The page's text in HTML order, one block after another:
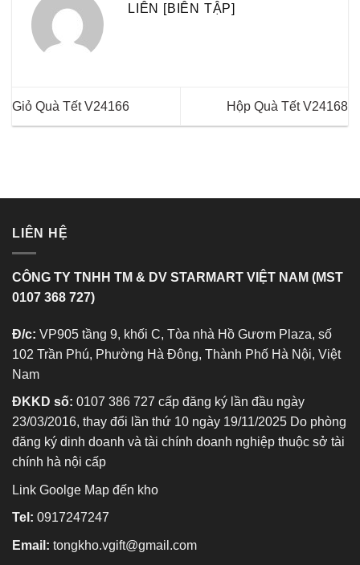
LIÊN [BIÊN TẬP]
Giỏ Quà Tết V24166 Hộp Quà Tết V24168
LIÊN HỆ
CÔNG TY TNHH TM & DV STARMART VIỆT NAM (MST
0107 368 727)
Đ/c: VP905 tầng 9, khối C, Tòa nhà Hồ Gươm Plaza, số
102 Trần Phú, Phường Hà Đông, Thành Phố Hà Nội, Việt
Nam
ĐKKD số: 0107 386 727 cấp đăng ký lần đầu ngày
23/03/2016, thay đổi lần thứ 10 ngày 19/11/2025 Do phòng
đăng ký dinh doanh và tài chính doanh nghiệp thuộc sở tài
chính hà nội cấp
Link Goolge Map đến kho
Tel: 0917247247
Email: tongkho.vgift@gmail.com